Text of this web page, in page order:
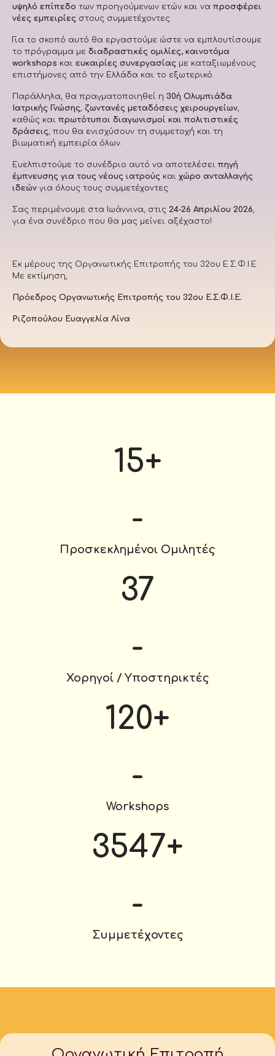
υψηλό επίπεδο των προηγούμενων ετών και να προσφέρει
νέες εμπειρίες στους συμμετέχοντες.
Για το σκοπό αυτό θα εργαστούμε ώστε να εμπλουτίσουμε
το πρόγραμμα με διαδραστικές ομιλίες, καινοτόμα
workshops και ευκαιρίες συνεργασίας με καταξιωμένους
επιστήμονες από την Ελλάδα και το εξωτερικό.
Παράλληλα, θα πραγματοποιηθεί η 30ή Ολυμπιάδα
Ιατρικής Γνώσης, ζωντανές μεταδόσεις χειρουργείων,
καθώς και πρωτότυποι διαγωνισμοί και πολιτιστικές
δράσεις, που θα ενισχύσουν τη συμμετοχή και τη
βιωματική εμπειρία όλων.
Ευελπιστούμε το συνέδριο αυτό να αποτελέσει πηγή
έμπνευσης για τους νέους ιατρούς και χώρο ανταλλαγής
ιδεών για όλους τους συμμετέχοντες.
Σας περιμένουμε στα Ιωάννινα, στις 24-26 Απριλίου 2026,
για ένα συνέδριο που θα μας μείνει αξέχαστο!
Εκ μέρους της Οργανωτικής Επιτροπής του 32ου Ε.Σ.Φ.Ι.Ε.
Με εκτίμηση,
Πρόεδρος Οργανωτικής Επιτροπής του 32ου Ε.Σ.Φ.Ι.Ε.
Ριζοπούλου Ευαγγελία Λίνα
15+
-
Προσκεκλημένοι Ομιλητές
37
-
Χορηγοί / Υποστηρικτές
120+
-
Workshops
3547+
-
Συμμετέχοντες